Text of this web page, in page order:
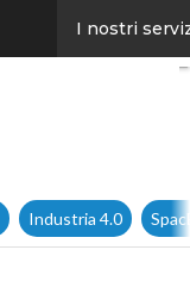
I nostri
Industria 4.0